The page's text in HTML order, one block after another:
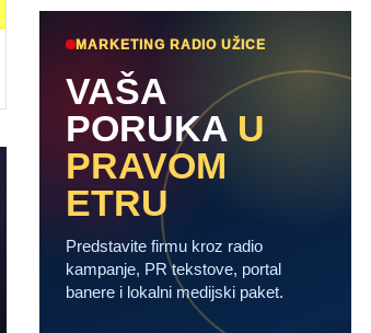
MARKETING RADIO UŽICE
VAŠA
PORUKA U
PRAVOM
ETRU
Predstavite firmu kroz radio
kampanje, PR tekstove, portal
banere i lokalni medijski paket.